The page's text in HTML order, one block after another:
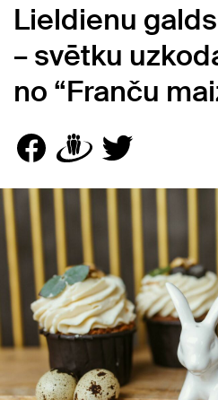
Lieldienu
– svētku
no “Franču